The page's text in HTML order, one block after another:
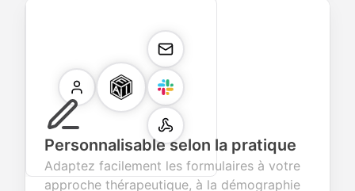
Personnalisable selon la pratique
Adaptez facilement les formulaires à votre
approche thérapeutique, à la démographie